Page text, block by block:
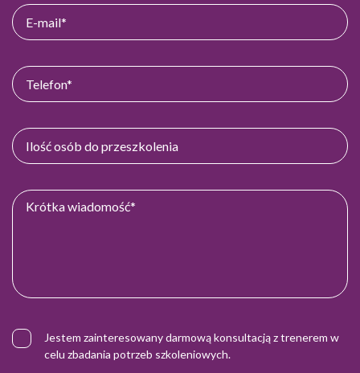
Jestem zainteresowany darmową konsultacją z trenerem w
celu zbadania potrzeb szkoleniowych.